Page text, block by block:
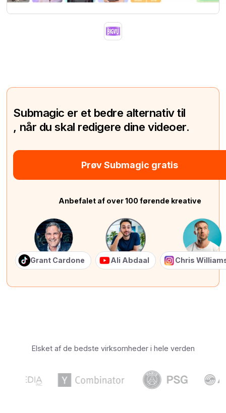
Submagic er et bedre alternativ til
, når du skal redigere dine videoer.
Prøv Submagic gratis
Anbefalet af over 100 førende kreative
Grant Cardone Ali Abdaal Chris
Elsket af de bedste virksomheder i hele verden